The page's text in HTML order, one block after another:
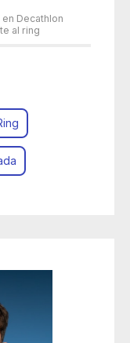
Decathlon
al ring